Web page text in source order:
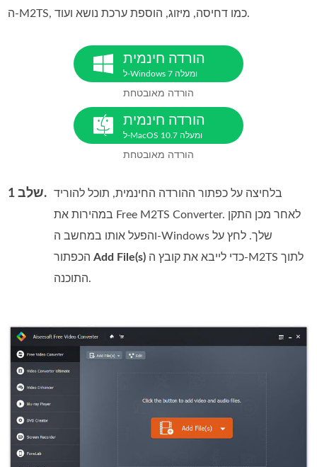
ה‑M2TS, כמו דחיסה, מיזוג, הוספת ערכת נושא ועוד.
הורדה חינמית
ל‑Windows 7 ומעלה
הורדה מאובטחת
הורדה חינמית
ל‑MacOS 10.7 ומעלה
הורדה מאובטחת
שלב 1.
בלחיצה על כפתור ההורדה החינמית, תוכל להוריד
במהירות את Free M2TS Converter. לאחר מכן התקן
והפעל אותו במחשב ה‑Windows שלך. לחץ על
הכפתורAdd File(s)
התוכנה.